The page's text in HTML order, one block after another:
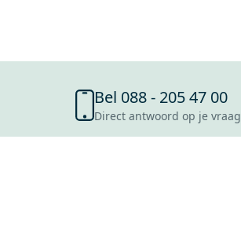
Bel 088 - 205 47 00
Direct antwoord op je vraag